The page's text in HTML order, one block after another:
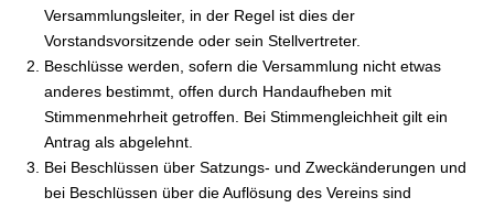
Versammlungsleiter, in der Regel ist dies der
Vorstandsvorsitzende oder sein Stellvertreter.
Beschlüsse werden, sofern die Versammlung nicht etwas
anderes bestimmt, offen durch Handaufheben mit
Stimmenmehrheit getroffen. Bei Stimmengleichheit gilt ein
Antrag als abgelehnt.
Bei Beschlüssen über Satzungs- und Zweckänderungen und
bei Beschlüssen über die Auflösung des Vereins sind